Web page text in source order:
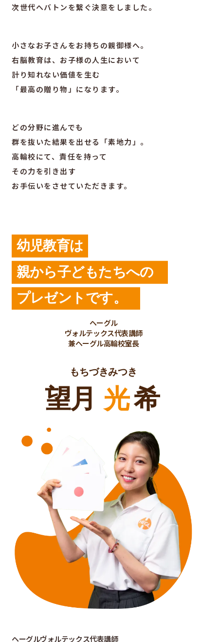
次世代へバトンを繋ぐ決意をしました。
小さなお子さんをお持ちの親御様へ。
右脳教育は、お子様の人生において
計り知れない価値を生む
「最高の贈り物」になります。
どの分野に進んでも
群を抜いた結果を出せる「素地力」。
高輪校にて、責任を持って
その力を引き出す
お手伝いをさせていただきます。
幼児教育は
親から子どもたちへの
プレゼントです。
ヘーグル
ヴォルテックス代表講師
兼ヘーグル高輪校室長
もちづきみつき
望月 光希
ヘーグルヴォルテックス代表講師